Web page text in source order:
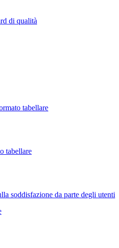
di qualità
tabellare
tabellare
soddisfazione da parte degli utenti